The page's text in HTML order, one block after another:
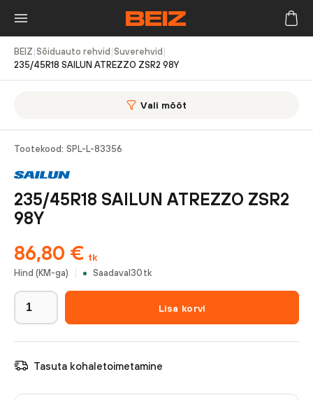
BEIZ Sõiduauto rehvid Suverehvid
235/45R18 SAILUN ATREZZO ZSR2 98Y
Vali mõõt
Tootekood: SPL-L-83356
235/45R18 SAILUN ATREZZO ZSR2
98Y
86,80 € tk
Hind (KM-ga) Saadaval 30 tk
Lisa korvi
Tasuta kohaletoimetamine